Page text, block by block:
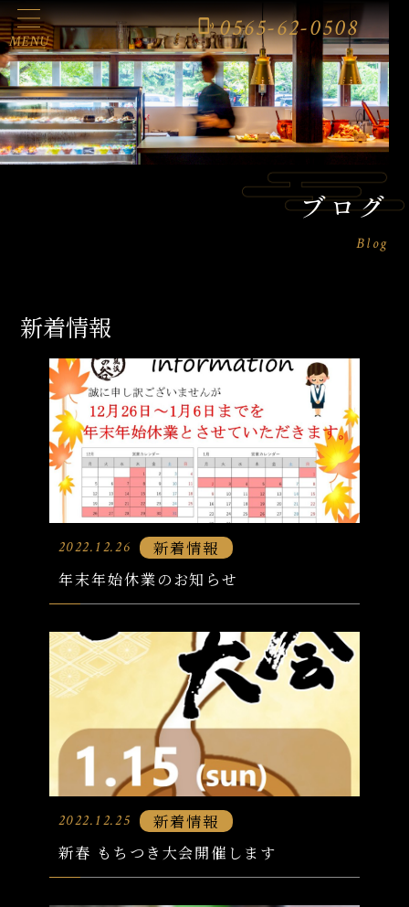
ブログ
Blog
新着情報
2022.12.26
新着情報
年末年始休業のお知らせ
2022.12.25
新着情報
新春 もちつき大会開催します
MENU
phonelink_ring 0565-62-0508